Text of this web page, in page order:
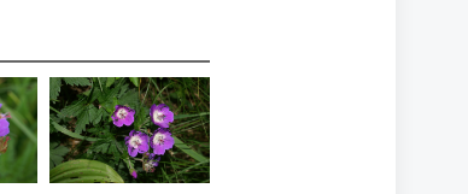
Geranium
sylvaticum